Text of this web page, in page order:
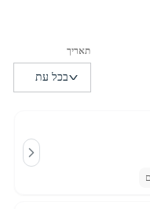
מידית – כל מה שנשאר
כל כרטיסי יובנטוס ב-Ticket-Compare.com הם אותנטיים,